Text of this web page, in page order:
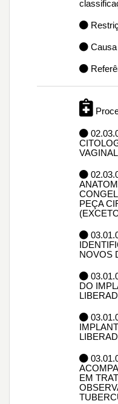
PEÇA
NOVOS
DO
EM